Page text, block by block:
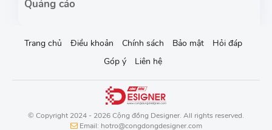
Trang chủ Điều khoản Chính sách Bảo mật
Hỏi đáp
Góp ý
Liên hệ
© Copyright 2024 - 2026 Cộng đồng Designer. All rights reserved.
Email: hotro@congdongdesigner.com